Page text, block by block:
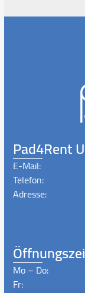
Pad4Rent
E-Mail:
Telefon:
Adresse:
Mo – Do:
Fr: